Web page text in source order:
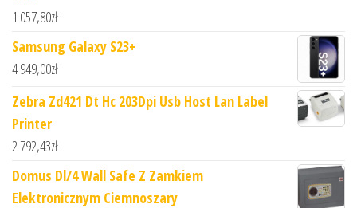
1 057,80zł
Samsung Galaxy S23+
4 949,00zł
Zebra Zd421 Dt Hc 203Dpi Usb Host Lan Label
Printer
2 792,43zł
Domus Dl/4 Wall Safe Z Zamkiem
Elektronicznym Ciemnoszary